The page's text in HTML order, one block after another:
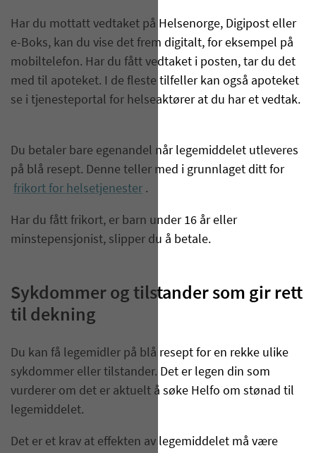
Har du mottatt vedtaket på Helsenorge, Digipost eller
e-Boks, kan du vise det frem digitalt, for eksempel på
mobiltelefon. Har du fått vedtaket i posten, tar du det
med til apoteket. I de fleste tilfeller kan også apoteket
se i tjenesteportal for helseaktører at du har et vedtak.
Du betaler bare egenandel når legemiddelet utleveres
på blå resept. Denne teller med i grunnlaget ditt for
frikort for helsetjenester .
Har du fått frikort, er barn under 16 år eller
minstepensjonist, slipper du å betale.
Sykdommer og tilstander som gir rett
til dekning
Du kan få legemidler på blå resept for en rekke ulike
sykdommer eller tilstander. Det er legen din som
vurderer om det er aktuelt å søke Helfo om stønad til
legemiddelet.
Det er et krav at effekten av legemiddelet må være